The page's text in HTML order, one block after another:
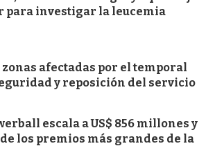
para investigar la leucemia
zonas afectadas por el temporal
y reposición del servicio
escala a US$ 856 millones y
los premios más grandes de la